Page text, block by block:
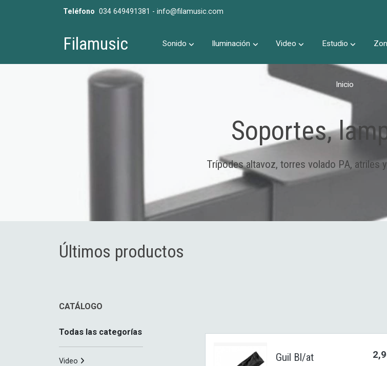
Teléfono 034 649491381 - info@filamusic.com
Filamusic Sonido Iluminación Video Estudio
Inicio
Soportes,
Trípodes altavoz, torres volado PA, atriles
Últimos productos
CATÁLOGO
Todas las categorías
Video
Guil Bl/at